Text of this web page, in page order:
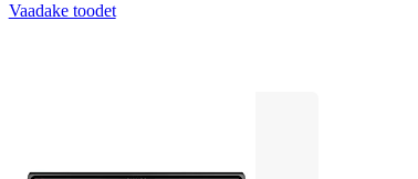
Vaadake toodet